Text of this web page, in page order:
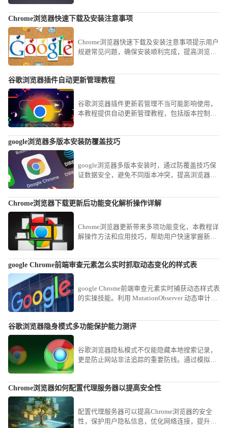
在使用过程中能最大限度发挥软件优势，告别页
Chrome浏览器快速下载及安装注意事项
Chrome浏览器快速下载及安装注意事项提示用户
规避常见问题，确保安装顺利完成，提高浏览器
谷歌浏览器插件自动更新管理教程
谷歌浏览器插件更新若管理不当可能影响使用，
本教程提供自动更新管理教程，包括版本控制、
google浏览器多版本安装防覆盖技巧
google浏览器多版本安装时，通过防覆盖技巧保
证数据安全，避免不同版本冲突，提高浏览器功
Chrome浏览器下载更新后功能变化解析操作详解
Chrome浏览器更新带来多项功能变化，本教程详
解操作方法和应用技巧，帮助用户快速掌握新版
google Chrome前端审查元素怎么实时抓取动态变化的样式表
google Chrome前端审查元素实时捕获动态样式表
的实操技能。利用 MutationObserver 动态审计视
谷歌浏览器隐身模式多功能保护能力测评
谷歌浏览器隐私模式不仅能隐藏本地搜索记录，
更是防止网站非法追踪的重要防线。通过模拟各
户正确认识无痕窗口的防护逻辑，在保障日常隐
Chrome浏览器如何配置代理服务器以提高安全性
配置代理服务器可以提高Chrome浏览器的安全
性，保护用户隐私信息，优化网络连接，提升网